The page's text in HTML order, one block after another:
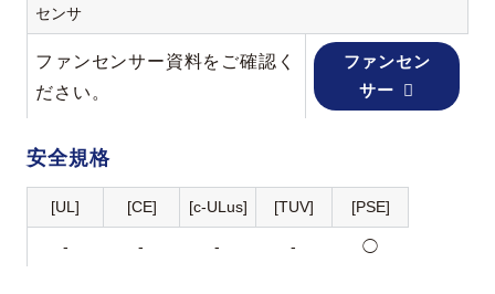
センサ
ファンセンサー資料をご確認く
ださい。
ファンセン
サー
安全規格
[UL] [CE] [c-ULus] [TUV] [PSE]
- - - - ◯